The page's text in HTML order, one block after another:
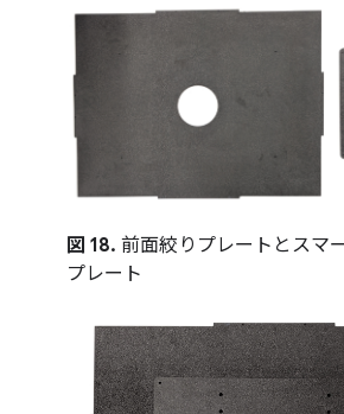
図 18. 前面絞りプレートとスマ
プレート